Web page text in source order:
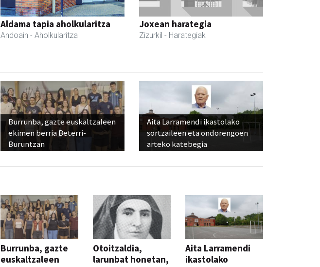
Aldama tapia aholkularitza
Andoain - Aholkularitza
Joxean harategia
Zizurkil - Harategiak
Burrunba, gazte euskaltzaleen
ekimen berria Beterri-
Buruntzan
Aita Larramendi ikastolako
sortzaileen eta ondorengoen
arteko katebegia
Burrunba, gazte
euskaltzaleen
Otoitzaldia,
larunbat honetan,
Aita Larramendi
ikastolako